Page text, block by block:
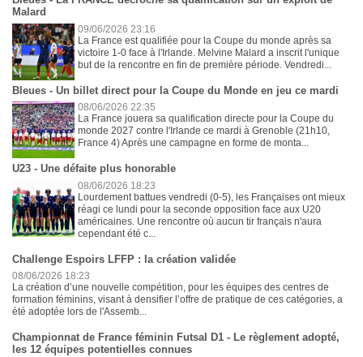
Malard
09/06/2026 23:16
La France est qualifiée pour la Coupe du monde après sa
victoire 1-0 face à l'Irlande. Melvine Malard a inscrit l'unique
but de la rencontre en fin de première période. Vendredi...
Bleues - Un billet direct pour la Coupe du Monde en jeu ce mardi
08/06/2026 22:35
La France jouera sa qualification directe pour la Coupe du
monde 2027 contre l'Irlande ce mardi à Grenoble (21h10,
France 4) Après une campagne en forme de monta...
U23 - Une défaite plus honorable
08/06/2026 18:23
Lourdement battues vendredi (0-5), les Françaises ont mieux
réagi ce lundi pour la seconde opposition face aux U20
américaines. Une rencontre où aucun tir français n'aura
cependant été c...
Challenge Espoirs LFFP : la création validée
08/06/2026 18:23
La création d’une nouvelle compétition, pour les équipes des centres de
formation féminins, visant à densifier l’offre de pratique de ces catégories, a
été adoptée lors de l'Assemb...
Championnat de France féminin Futsal D1 - Le règlement adopté,
les 12 équipes potentielles connues